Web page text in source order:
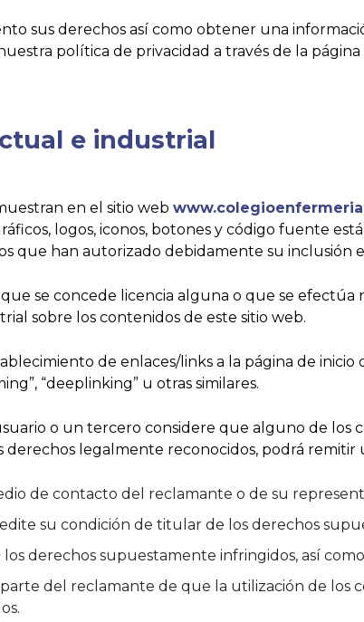
sus derechos así como obtener una
política de privacidad a través de la
e industrial
en el sitio web
logos, iconos, botones y código fuente
que han autorizado debidamente su inclusión
se concede licencia alguna o que se
sobre los contenidos de este sitio web.
de enlaces/links a la página de inicio
“deeplinking” u otras similares.
o un tercero considere que alguno de
legalmente reconocidos, podrá
de contacto del reclamante o de su
su condición de titular de los derechos
derechos supuestamente infringidos, así
del reclamante de que la utilización de